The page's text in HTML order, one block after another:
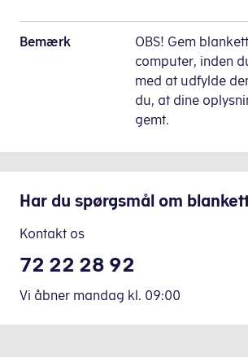
Bemærk
OBS! Gem
computer, inden
med at udfylde
du, at dine
gemt.
Har du spørgsmål om
Kontakt os
72 22 28 92
Vi åbner mandag kl. 09:00